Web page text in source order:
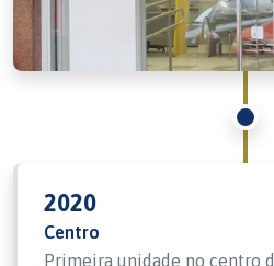
2020
Centro
Primeira unidade no centro